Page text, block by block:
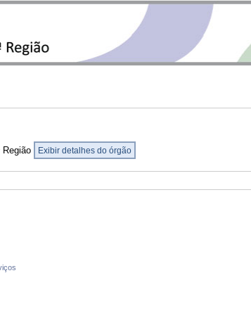
Região Exibir detalhes do órgão